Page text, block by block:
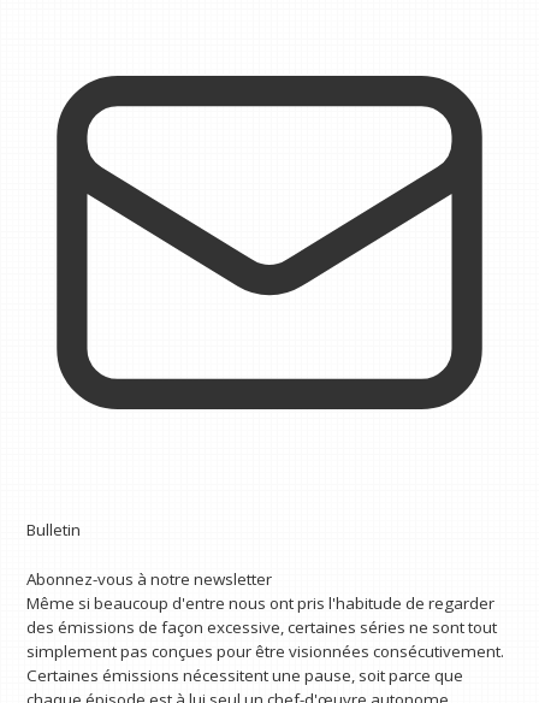
Bulletin
Abonnez-vous à notre newsletter
Même si beaucoup d'entre nous ont pris l'habitude de regarder
des émissions de façon excessive, certaines séries ne sont tout
simplement pas conçues pour être visionnées consécutivement.
Certaines émissions nécessitent une pause, soit parce que